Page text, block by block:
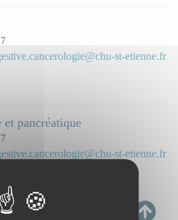
st-etienne.fr
pancréatique
st-etienne.fr